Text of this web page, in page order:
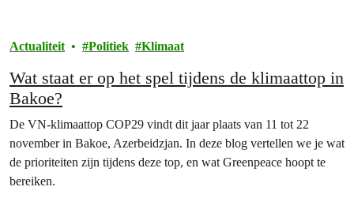
Actualiteit Politiek Klimaat
Wat staat er op het spel tijdens de klimaattop in
Bakoe?
De VN-klimaattop COP29 vindt dit jaar plaats van 11 tot 22
november in Bakoe, Azerbeidzjan. In deze blog vertellen we je wat
de prioriteiten zijn tijdens deze top, en wat Greenpeace hoopt te
bereiken.